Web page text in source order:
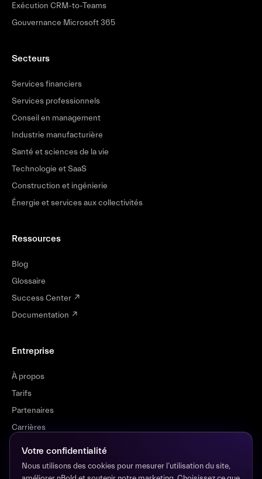
Exécution CRM-to-Teams
Gouvernance Microsoft 365
Secteurs
Services financiers
Services professionnels
Conseil en management
Industrie manufacturière
Santé et sciences de la vie
Technologie et SaaS
Construction et ingénierie
Énergie et services aux collectivités
Ressources
Blog
Glossaire
Success Center ↗
Documentation ↗
Entreprise
À propos
Tarifs
Partenaires
Carrières
Votre confidentialité
Nous utilisons des cookies pour mesurer l’utilisation du site,